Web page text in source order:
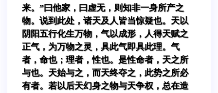
来。”曰他家，曰虚无，则知非一身所产之
物。说到此处，诸天及人皆当惊疑也。天以
阴阳五行化生万物，气以成形，人得天赋之
正气，为万物之灵，具此气即具此理。气
者，命也；理者，性也。是性命者，天之所
与也。天始与之，而天终夺之，此势之所必
有者。若以后天幻身之物与天争权，总在造